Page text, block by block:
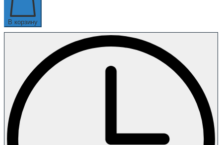
В корзину